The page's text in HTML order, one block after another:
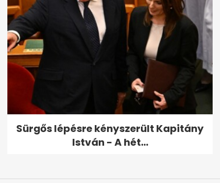
Sürgős lépésre kényszerült Kapitány
István - A hét...